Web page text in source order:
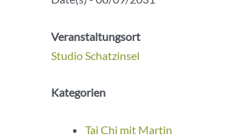
Veranstaltungsort
Studio Schatzinsel
Kategorien
Tai Chi mit Martin